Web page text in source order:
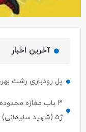
آخرین اخبار
پل رودباری رشت
۳ باب مغازه
ژ۵ (شهید سلیمانی) به زودی افتتاح می‌شود